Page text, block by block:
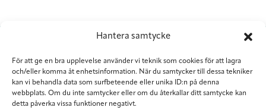
Hantera samtycke
För att ge en bra upplevelse använder vi teknik som cookies för att lagra
och/eller komma åt enhetsinformation. När du samtycker till dessa tekniker
kan vi behandla data som surfbeteende eller unika ID:n på denna
webbplats. Om du inte samtycker eller om du återkallar ditt samtycke kan
detta påverka vissa funktioner negativt.